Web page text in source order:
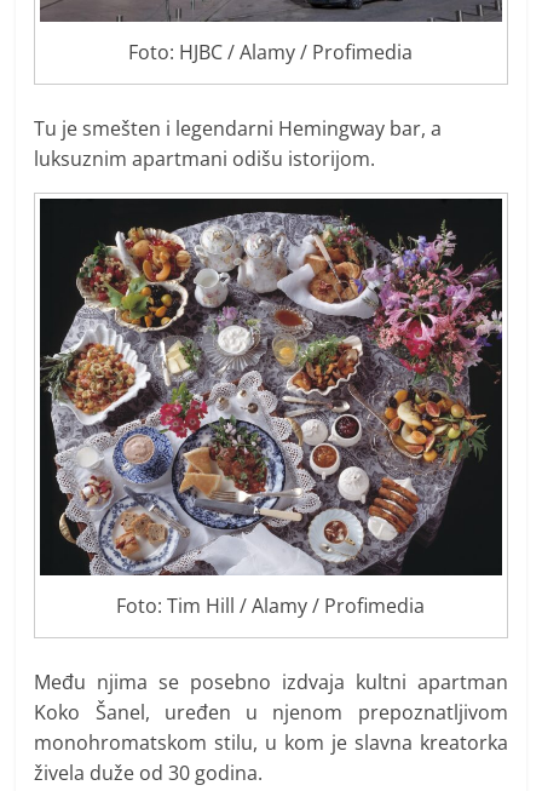
Foto: HJBC / Alamy / Profimedia
Tu je smešten i legendarni Hemingway bar, a
luksuznim apartmani odišu istorijom.
Foto: Tim Hill / Alamy / Profimedia
Među njima se posebno izdvaja kultni apartman
Koko Šanel, uređen u njenom prepoznatljivom
monohromatskom stilu, u kom je slavna kreatorka
živela duže od 30 godina.